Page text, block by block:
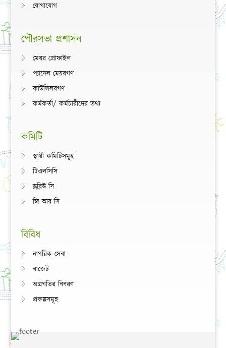
যোগাযোগ
পৌরসভা প্রশাসন
মেয়র প্রোফাইল
প্যানেল মেয়রগণ
কাউন্সিলরগণ
কর্মকর্তা/ কর্মচারীদের তথ্য
কমিটি
স্থায়ী কমিটিসমূহ
টিএলসিসি
ড্রব্লিউ সি
জি আর সি
বিবিধ
নাগরিক সেবা
বাজেট
অগ্রগতির বিবরণ
প্রকল্পসমূহ